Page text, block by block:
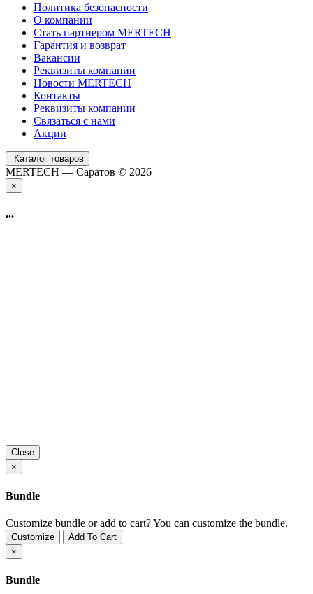
Политика безопасности
О компании
Стать партнером MERTECH
Гарантия и возврат
Вакансии
Реквизиты компании
Новости MERTECH
Контакты
Реквизиты компании
Связаться с нами
Акции
Каталог товаров
MERTECH — Саратов © 2026
×
...
Close
×
Bundle
Customize bundle or add to cart?You can customize the bundle.
Customize
Add To Cart
×
Bundle